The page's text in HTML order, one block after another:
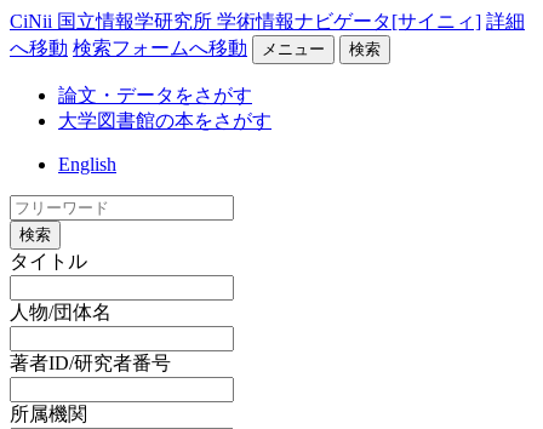
CiNii 国立情報学研究所 学術情報ナビゲータ[サイニィ] 詳細
へ移動 検索フォームへ移動 メニュー 検索
論文・データをさがす
大学図書館の本をさがす
English
検索
タイトル
人物/団体名
著者ID/研究者番号
所属機関